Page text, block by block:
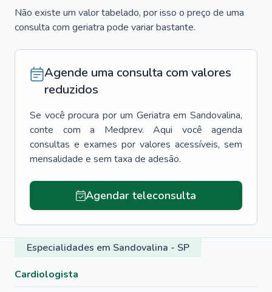
Não existe um valor tabelado, por isso o preço de uma
consulta com geriatra pode variar bastante.
Agende uma consulta com valores
reduzidos
Se você procura por um Geriatra em Sandovalina,
conte com a Medprev. Aqui você agenda
consultas e exames por valores acessíveis, sem
mensalidade e sem taxa de adesão.
Agendar teleconsulta
Especialidades em Sandovalina - SP
Cardiologista